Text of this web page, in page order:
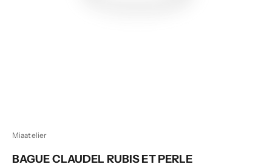
Miaatelier
BAGUE CLAUDEL RUBIS ET PERLE